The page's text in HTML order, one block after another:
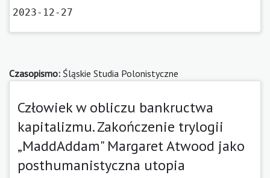
2023-12-27
Czasopismo: Śląskie Studia Polonistyczne
Człowiek w obliczu bankructwa
kapitalizmu. Zakończenie trylogii
„MaddAddam" Margaret Atwood jako
posthumanistyczna utopia